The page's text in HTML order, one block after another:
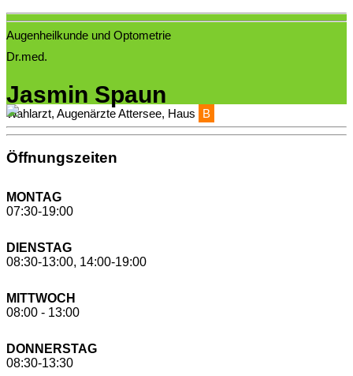
Augenheilkunde und Optometrie
Dr.med.
Jasmin Spaun
Wahlarzt, Augenärzte Attersee, Haus B
Öffnungszeiten
MONTAG
07:30-19:00
DIENSTAG
08:30-13:00, 14:00-19:00
MITTWOCH
08:00 - 13:00
DONNERSTAG
08:30-13:30